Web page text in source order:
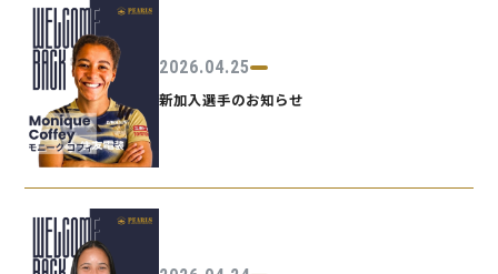
2026.04.25
新加入選手のお知らせ